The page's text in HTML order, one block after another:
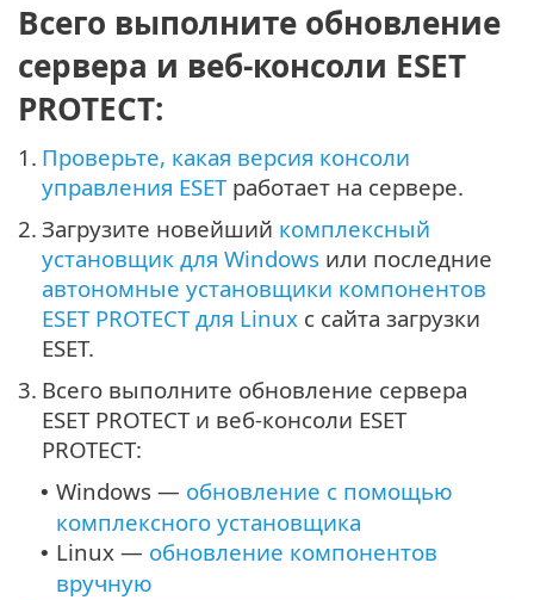
Всего выполните обновление
сервера и веб-консоли ESET
PROTECT:
1. Проверьте, какая версия консоли
управления ESETработает на сервере.
2. Загрузите новейший комплексный
установщик для Windows или последние
автономные установщики компонентов
ESET PROTECT для Linux с сайта загрузки
ESET.
3. Всего выполните обновление сервера
ESET PROTECT и веб-консоли ESET
PROTECT:
• Windows — обновление с помощью
комплексного установщика
• Linux — обновление компонентов
вручную